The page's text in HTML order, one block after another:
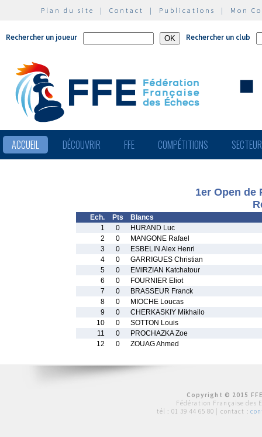
Plan du site | Contact | Publications | Mon
Rechercher un joueur Rechercher un club
ACCUEIL DÉCOUVRIR FFE COMPÉTITIONS
1er Open de
Ech. Pts
Blancs
1
0
HURAND Luc
2
0
MANGONE Rafael
3
0
ESBELIN Alex Henri
4
0
GARRIGUES Christian
5
0
EMIRZIAN Katchatour
6
0
FOURNIER Eliot
7
0
BRASSEUR Franck
8
0
MIOCHE Loucas
9
0
CHERKASKIY Mikhailo
10
0
SOTTON Louis
11
0
PROCHAZKA Zoe
12
0 ZOUAG Ahmed
Copyright © 2015
Fédération Française des
tél : 01 39 44 65 80 | contact :